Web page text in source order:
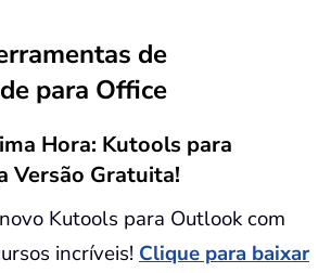
de
para Office
Hora: Kutools para
Versão Gratuita!
Kutools para Outlook com
incríveis! Clique para baixar